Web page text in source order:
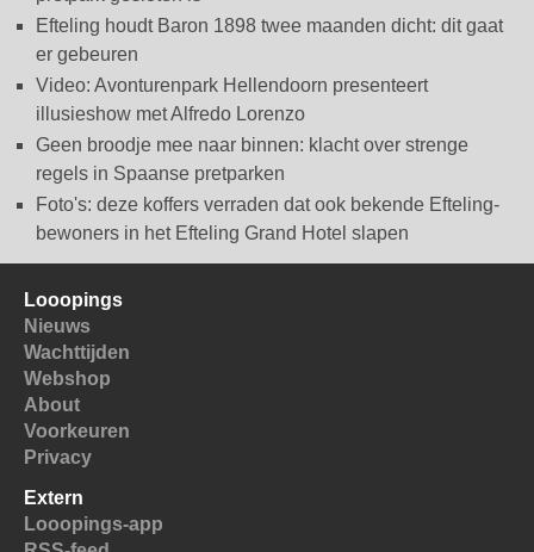
Efteling houdt Baron 1898 twee maanden dicht: dit gaat
er gebeuren
Video: Avonturenpark Hellendoorn presenteert
illusieshow met Alfredo Lorenzo
Geen broodje mee naar binnen: klacht over strenge
regels in Spaanse pretparken
Foto's: deze koffers verraden dat ook bekende Efteling-
bewoners in het Efteling Grand Hotel slapen
Looopings
Nieuws
Wachttijden
Webshop
About
Voorkeuren
Privacy
Extern
Looopings-app